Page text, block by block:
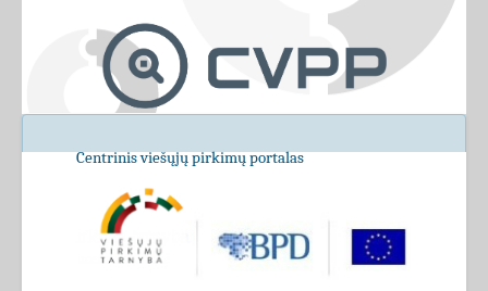
Centrinis viešųjų pirkimų portalas